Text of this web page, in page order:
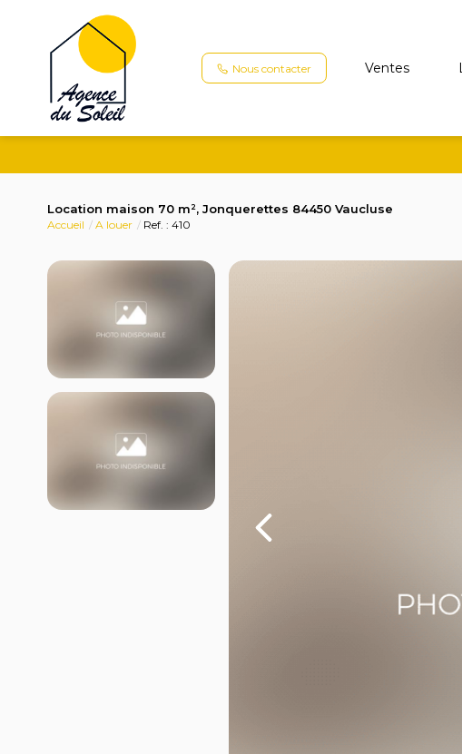
Nous contacter Ventes
Location maison 70 m², Jonquerettes 84450 Vaucluse
Accueil A louer Ref. : 410